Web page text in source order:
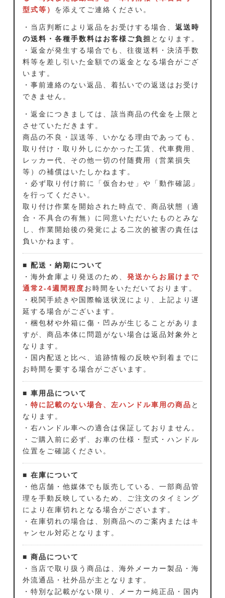
型式等） を添えてご連絡ください。
・当店判断により返品をお受けする場合、 返送時
の送料・各種手数料はお客様ご負担 となります。
・返金が発生する場合でも、往復送料・決済手数
料等を差し引いた金額での返金となる場合がござ
います。
・事前連絡のない返品、着払いでの返送はお受け
できません。
・返金につきましては、該当商品の代金を上限と
させていただきます。
商品の不良・誤送等、いかなる理由であっても、
取り付け・取り外しにかかった工賃、代車費用、
レッカー代、その他一切の付随費用（営業損失
等）の補償はいたしかねます。
・必ず取り付け前に「仮合わせ」や「動作確認」
を行ってください。
取り付け作業を開始された時点で、商品状態（適
合・不具合の有無）に同意いただいたものとみな
し、作業開始後の発覚による二次的被害の責任は
負いかねます。
■ 配送・納期について
・海外倉庫より発送のため、 発送からお届けまで
通常2-4週間程度お時間をいただいております。
・税関手続きや国際輸送状況により、上記より遅
延する場合がございます。
・梱包材や外箱に傷・凹みが生じることがありま
すが、商品本体に問題がない場合は返品対象外と
なります。
・国内配送と比べ、追跡情報の反映や到着までに
お時間を要する場合がございます。
■ 車用品について
・ 特に記載のない場合、左ハンドル車用の商品 と
なります。
・右ハンドル車への適合は保証しておりません。
・ご購入前に必ず、お車の仕様・型式・ハンドル
位置をご確認ください。
■ 在庫について
・他店舗・他媒体でも販売している、一部商品管
理を手動反映しているため、ご注文のタイミング
により在庫切れとなる場合がございます。
・在庫切れの場合は、別商品へのご案内またはキ
ャンセル対応となります。
■ 商品について
・当店で取り扱う商品は、海外メーカー製品・海
外流通品・社外品が主となります。
・特別な記載がない限り、メーカー純正品・国内